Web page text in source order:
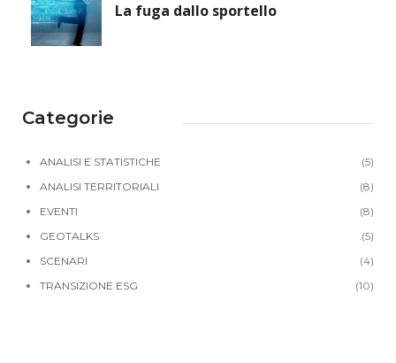
La fuga dallo sportello
Categorie
ANALISI E STATISTICHE
(5)
ANALISI TERRITORIALI
(8)
EVENTI
(8)
GEOTALKS
(5)
SCENARI
(4)
TRANSIZIONE ESG
(10)